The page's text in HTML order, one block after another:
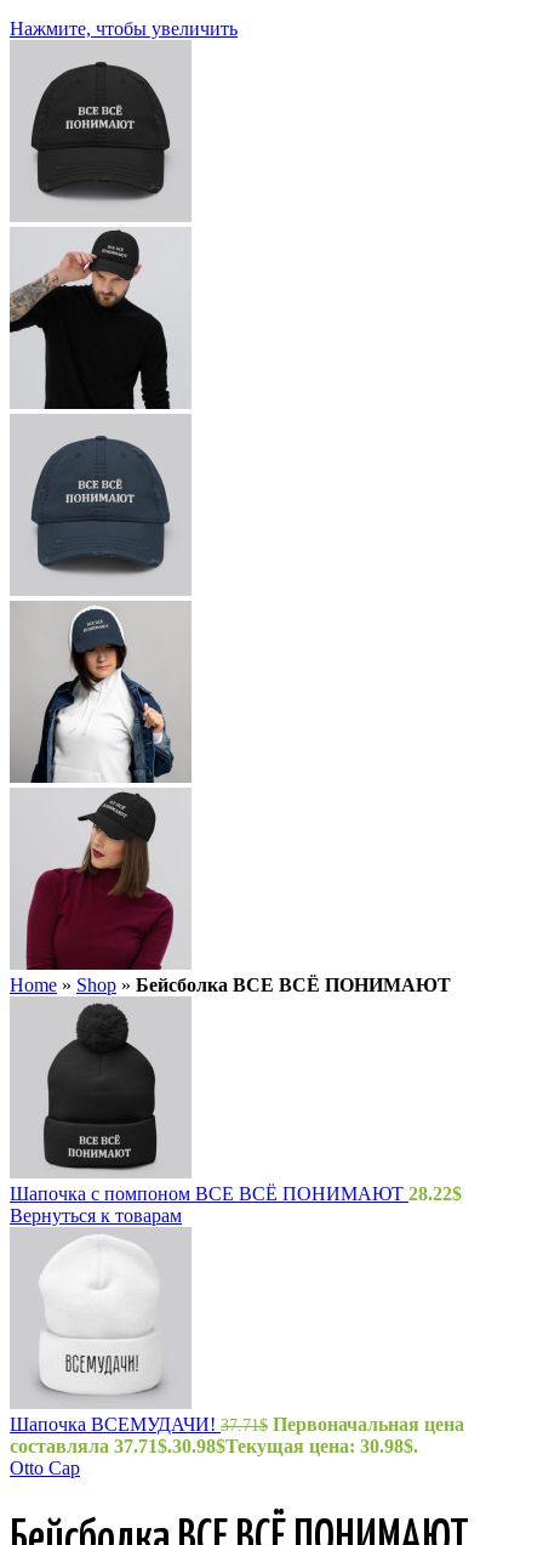
Нажмите, чтобы увеличить
Home » Shop » Бейсболка ВСЕ ВСЁ ПОНИМАЮТ
Шапочка с помпоном ВСЕ ВСЁ ПОНИМАЮТ 28.22$
Вернуться к товарам
Шапочка ВСЕМУДАЧИ! 37.71$ Первоначальная цена
составляла 37.71$.30.98$Текущая цена: 30.98$.
Otto Cap